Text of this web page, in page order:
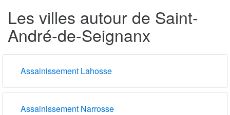
Les villes autour de Saint-
André-de-Seignanx
Assainissement Lahosse
Assainissement Narrosse